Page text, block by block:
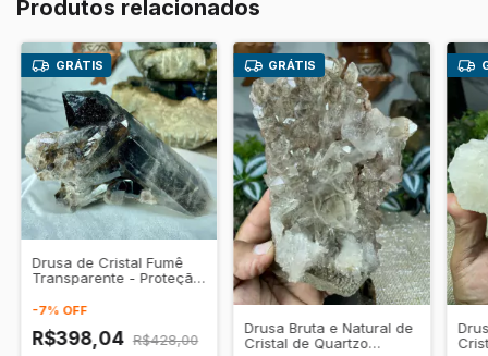
Produtos relacionados
GRÁTIS
Drusa de Cristal Fumê
Transparente - Proteção
-7% OFF
R$398,04 R$428,00
GRÁTIS
Drusa Bruta e Natural de
Cristal de Quartzo